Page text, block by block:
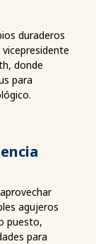
duraderos
donde
para
agujeros
puesto,
para